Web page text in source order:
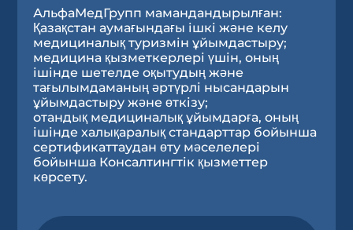
АльфаМедГрупп мамандандырылған:
Қазақстан аумағындағы ішкі және келу
медициналық туризмін ұйымдастыру;
медицина қызметкерлері үшін, оның
ішінде шетелде оқытудың және
тағылымдаманың әртүрлі нысандарын
ұйымдастыру және өткізу;
отандық медициналық ұйымдарға, оның
ішінде халықаралық стандарттар бойынша
сертификаттаудан өту мәселелері
бойынша Консалтингтік қызметтер
көрсету.